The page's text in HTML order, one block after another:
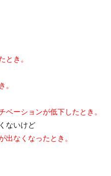
とき。
。
ベーションが低下したとき。
ないけど
出なくなったとき。